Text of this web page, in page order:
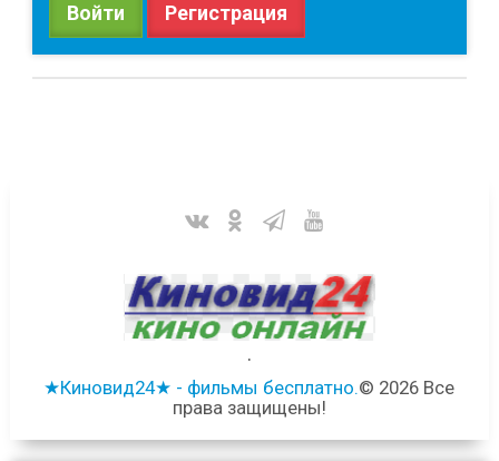
Войти Регистрация
.
★Киновид24★ - фильмы бесплатно.© 2026 Все
права защищены!